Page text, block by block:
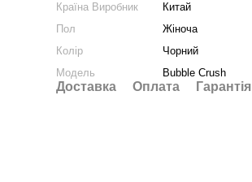
Країна Виробник
Китай
Пол
Жіноча
Колір
Чорний
Модель
Bubble Crush
Доставка Оплата Гарантія